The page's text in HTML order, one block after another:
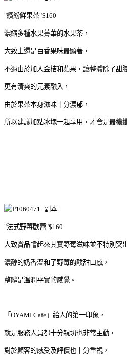
"繽紛鮮果茶"$160
濃縮多種水果菁華的水果茶，
大致上還是百香果味最顯著，
不過由於加入金桔和蘋果，讓整體除了甜
更有清爽的元素融入，
由於果茶本身滋味十分濃郁，
所以建議加點冰塊一起享用，才會是最穠
"法式野莓歐蕾"$160
大致賞品嚐起來其實野莓滋味並不特別突
濃醇的奶香溫和了野莓的酸甜口感，
整體是溫潤平實的感覺。
「OYAMI Cafe」給人的第一印象，
就是服務人員都十分親切也非常主動，
對於顧客的感受及評價也十分重視，